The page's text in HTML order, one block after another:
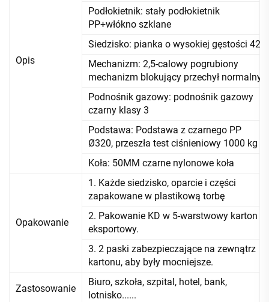
Opis
Podłokietnik: stały podłokietnik
PP+włókno szklane
Siedzisko: pianka o wysokiej gęstości 42
Mechanizm: 2,5-calowy pogrubiony
mechanizm blokujący przechył normalny
Podnośnik gazowy: podnośnik gazowy
czarny klasy 3
Podstawa: Podstawa z czarnego PP
Ø320, przeszła test ciśnieniowy 1000 kg
Koła: 50MM czarne nylonowe koła
Opakowanie
1. Każde siedzisko, oparcie i części
zapakowane w plastikową torbę
2. Pakowanie KD w 5-warstwowy karton
eksportowy.
3. 2 paski zabezpieczające na zewnątrz
kartonu, aby były mocniejsze.
Zastosowanie
Biuro, szkoła, szpital, hotel, bank,
lotnisko......